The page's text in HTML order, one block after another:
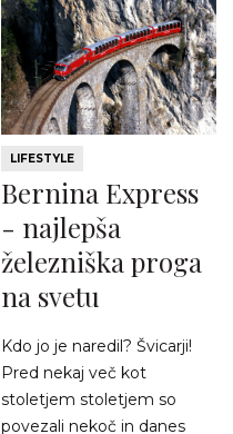
LIFESTYLE
Bernina Express
- najlepša
železniška proga
na svetu
Kdo jo je naredil? Švicarji!
Pred nekaj več kot
stoletjem stoletjem so
povezali nekoč in danes